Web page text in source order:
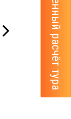
Мгновенный расчёт тура